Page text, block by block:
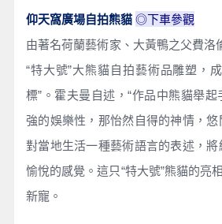
仰天窩廣場自拍熊貓 ◎下車參觀
由著名荷蘭藝術家、大黃鴨之父費洛
“特大號”大熊貓自拍藝術品雕塑，
標”。霍夫曼自述，“作品中熊貓舉
強的娛樂性，那怡然自得的神情，
對當地生活一種藝術語言的表述，將
愉悅的感覺。這只“特大號”熊貓的亮
新寵。